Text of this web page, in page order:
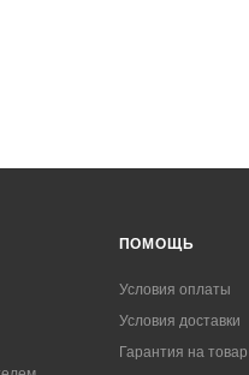
ПОМОЩЬ
Условия оплаты
Условия доставки
Гарантия на товар